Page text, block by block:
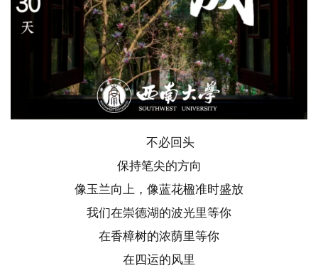
不必回头
保持笔尖的方向
像玉兰向上，像蓝花楹准时盛放
我们在崇德湖的波光里等你
在香樟树的浓荫里等你
在四运的风里